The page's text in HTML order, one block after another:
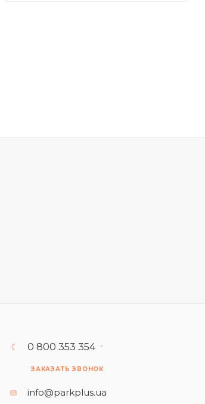
0 800 353 354
ЗАКАЗАТЬ ЗВОНОК
info@parkplus.ua